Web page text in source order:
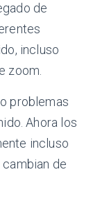
de
incluso
zoom.
problemas
Ahora los
incluso
de